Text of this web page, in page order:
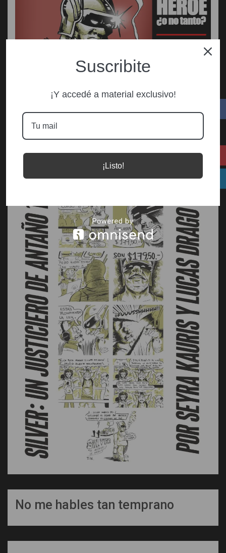
No me hables tan temprano
Suscribite
¡Y accedé a material exclusivo!
¡Listo!